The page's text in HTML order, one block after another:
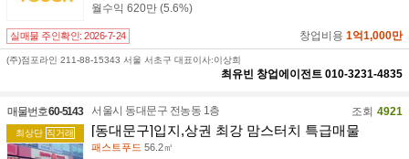
월수익 620만 (5.6%)
실매물 주인확인: 2026-7-24 창업비용 1억1,000만
(주)점포라인 211-88-15343 서울 서초구 대표이사:이상희
최유빈 창업에이전트 010-3231-4835
매물번호60-5143
최상단 직거래
서울시 동대문구 전농동 1층 조회 4921
[동대문구]입지,상권 최강 맘스터치 특급매물
패스트푸드 56.2㎡